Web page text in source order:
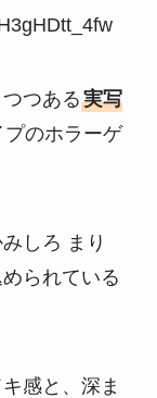
つある実写
のホラーゲ
しろ まり
られている
感と、深ま